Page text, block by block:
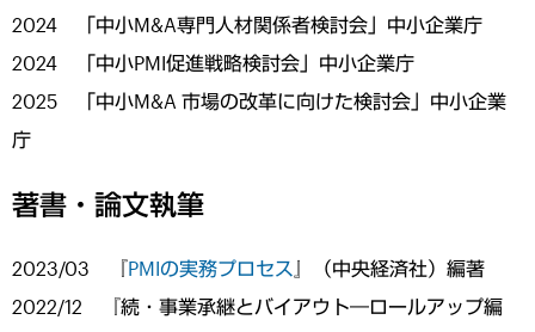
2024 「中小M&A専門人材関係者検討会」中小企業庁
2024 「中小PMI促進戦略検討会」中小企業庁
2025 「中小M&A 市場の改革に向けた検討会」中小企業
庁
著書・論文執筆
2023/03 『PMIの実務プロセス 』（中央経済社）編著
2022/12 『続・事業承継とバイアウト―ロールアップ編